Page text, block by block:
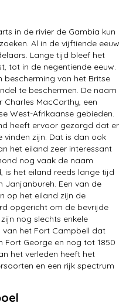
in de rivier de Gambia kun
Al in de vijftiende eeuw
Lange tijd bleef het
tot in de negentiende eeuw.
van het Britse
te beschermen. De naam
MacCarthy, een
West-Afrikaanse gebieden.
heeft ervoor gezorgd dat er
zijn. Dat is dan ook
het eiland zeer interessant
nog vaak de naam
is het eiland reeds lange tijd
Een van de
op het eiland zijn de
opgericht om de bevrijde
nog slechts enkele
van het Fort Campbell dat
George en nog tot 1850
het verleden heeft het
en een rijk spectrum